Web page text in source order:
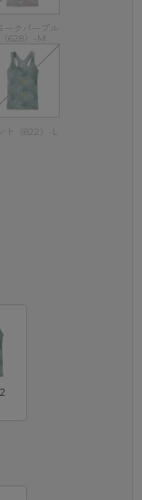
ークパープル
（628）-M
ト（822）-L